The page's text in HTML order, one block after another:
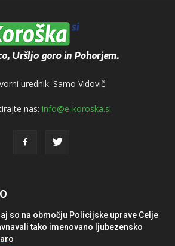
urednik: Samo Vidovič
nas: info@e-koroska.si
so na območju Policijske uprave Celje
tako imenovano ljubezensko